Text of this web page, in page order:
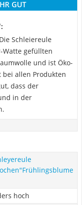
GUT
Schleiereule
Watte gefüllten
und ist Öko-
bei allen Produkten
dass der
in der
hoch